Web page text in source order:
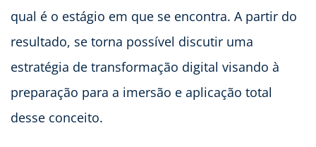
qual é o estágio em que se encontra. A partir do
resultado, se torna possível discutir uma
estratégia de transformação digital visando à
preparação para a imersão e aplicação total
desse conceito.